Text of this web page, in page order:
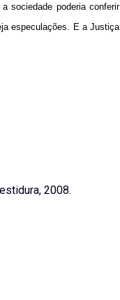
sociedade poderia conferir
especulações. E a Justiça
2008.